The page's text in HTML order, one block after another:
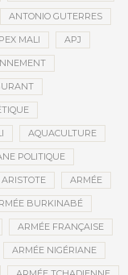
ANTONIO GUTERRES
MALI APJ
AQUACULTURE
POLITIQUE
ARISTOTE ARMÉE
BURKINABÉ
ARMÉE FRANÇAISE
ARMÉE NIGÉRIANE